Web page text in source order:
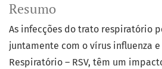
Resumo
As infecções do trato respiratório
juntamente com o vírus influenza
Respiratório – RSV, têm um